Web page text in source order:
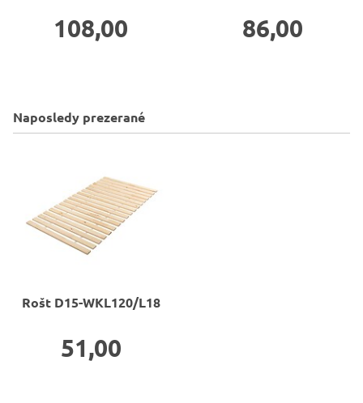
108,00 86,00
Naposledy prezerané
Rošt D15-WKL120/L18
51,00